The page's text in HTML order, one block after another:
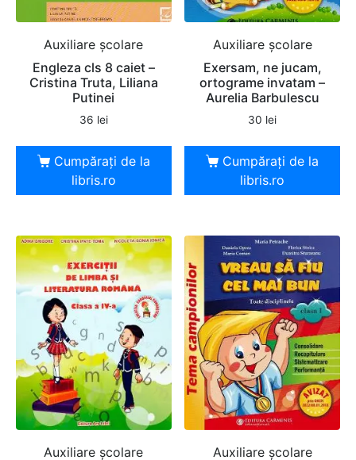
Auxiliare şcolare
Engleza cls 8 caiet –
Cristina Truta, Liliana
Putinei
36 lei
Cumpărați de la
libris.ro
Auxiliare şcolare
Exersam, ne jucam,
ortograme invatam –
Aurelia Barbulescu
30 lei
Cumpărați de la
libris.ro
Auxiliare şcolare Auxiliare şcolare